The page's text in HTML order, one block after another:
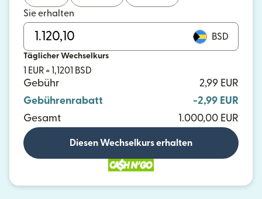
Sie erhalten
BSD
Täglicher Wechselkurs
1 EUR = 1,1201 BSD
Gebühr
2,99 EUR
Gebührenrabatt
-2,99 EUR
Gesamt
1.000,00 EUR
Diesen Wechselkurs erhalten